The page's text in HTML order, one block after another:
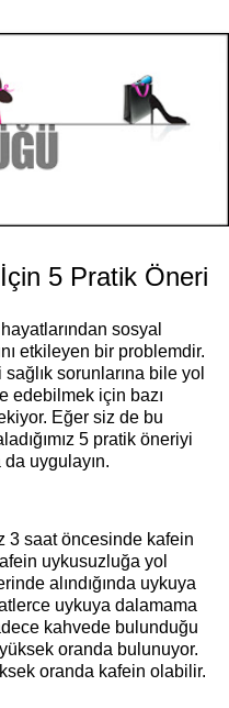
5 Pratik Öneri
sosyal
etkileyen bir problemdir.
sorunlarına bile yol
edebilmek için bazı
Eğer siz de bu
5 pratik öneriyi
uygulayın.
3 saat öncesinde kafein
uykusuzluğa yol
alındığında uykuya
uykuya dalamama
kahvede bulunduğu
oranda bulunuyor.
oranda kafein olabilir.